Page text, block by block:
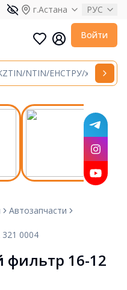
г.Астана РУС
Войти
Автозапчасти
0004
фильтр 16-12